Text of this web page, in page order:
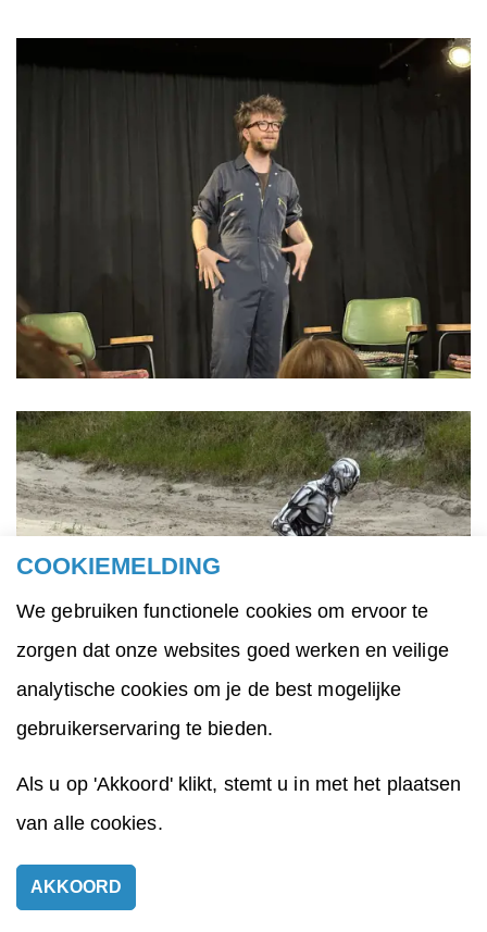
COOKIEMELDING
We gebruiken functionele cookies om ervoor te
zorgen dat onze websites goed werken en veilige
analytische cookies om je de best mogelijke
gebruikerservaring te bieden.
Als u op 'Akkoord' klikt, stemt u in met het plaatsen
van alle cookies.
AKKOORD